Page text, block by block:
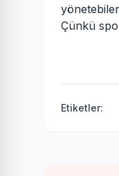
Çünkü
Etiketler: